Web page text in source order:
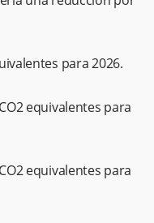
para 2026.
equivalentes para
equivalentes para